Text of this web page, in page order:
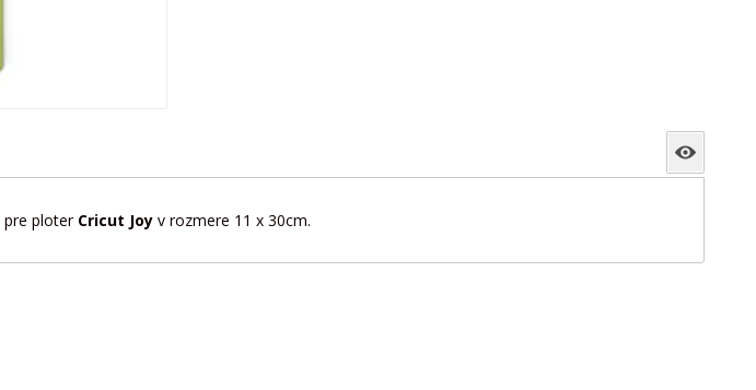
pre ploter Cricut Joy v rozmere 11 x 30cm.